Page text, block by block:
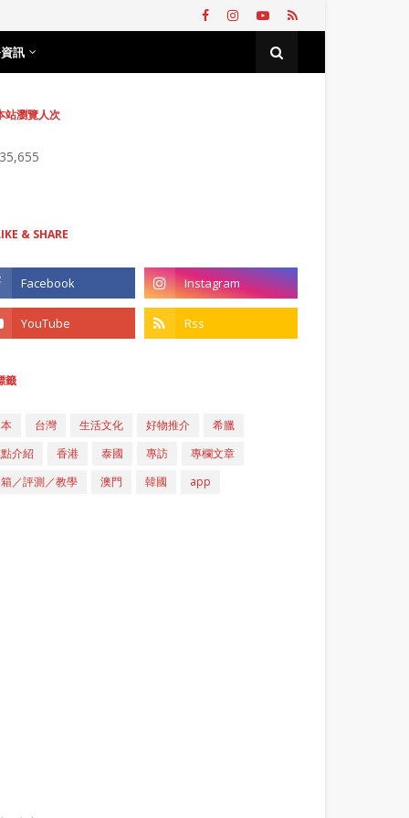
訊
站瀏覽人次
& SHARE
籤
台灣 生活文化 好物推介
希臘
介紹
香港 泰國 專訪
專欄文章
／評測／教學
澳門 韓國 app